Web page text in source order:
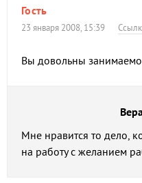
Гость
23 января 2008, 15:39
Вы довольны
Мне нравится то дело,
на работу с желанием